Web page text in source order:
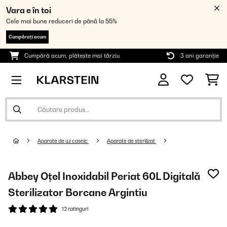
Vara e în toi
Cele mai bune reduceri de până la 55%
Cumpărați acum
Cumpără acum, plătește mai târziu 3 ani garanție
Aparate de uz casnic Aparate de sterilizat
Abbey Oțel Inoxidabil Periat 60L Digitală
Sterilizator Borcane Argintiu
12 ratinguri